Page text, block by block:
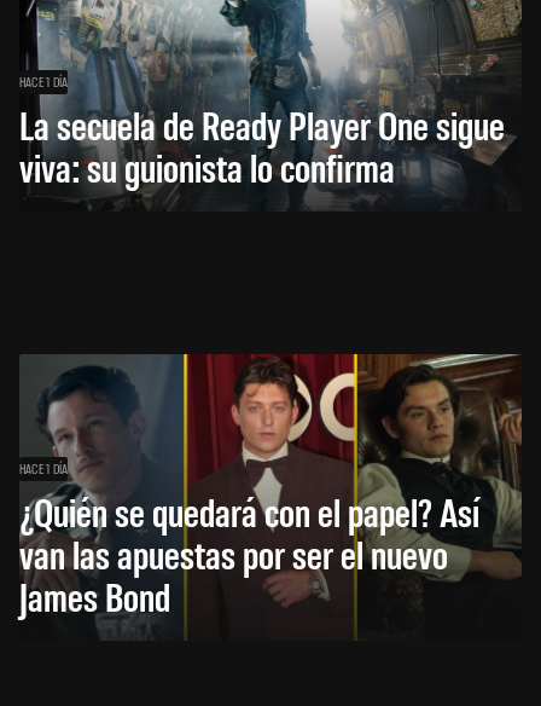
HACE 1 DÍA
La secuela de Ready Player One sigue
viva: su guionista lo confirma
HACE 1 DÍA
¿Quién se quedará con el papel? Así
van las apuestas por ser el nuevo
James Bond